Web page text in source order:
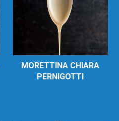
MORETTINA CHIARA
PERNIGOTTI